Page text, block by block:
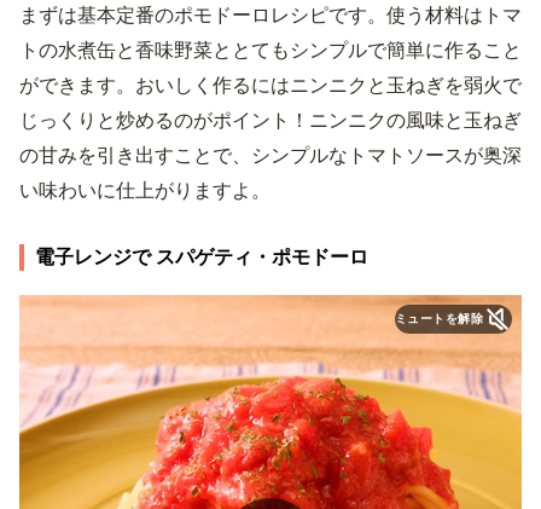
まずは基本定番のポモドーロレシピです。使う材料はトマ
トの水煮缶と香味野菜ととてもシンプルで簡単に作ること
ができます。おいしく作るにはニンニクと玉ねぎを弱火で
じっくりと炒めるのがポイント！ニンニクの風味と玉ねぎ
の甘みを引き出すことで、シンプルなトマトソースが奥深
い味わいに仕上がりますよ。
電子レンジで スパゲティ・ポモドーロ
ミュートを解除